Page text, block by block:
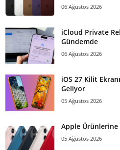
06 Ağustos 2026
iCloud Private
Gündemde
06 Ağustos 2026
iOS 27 Kilit
Geliyor
05 Ağustos 2026
Apple Ürünlerine
05 Ağustos 2026